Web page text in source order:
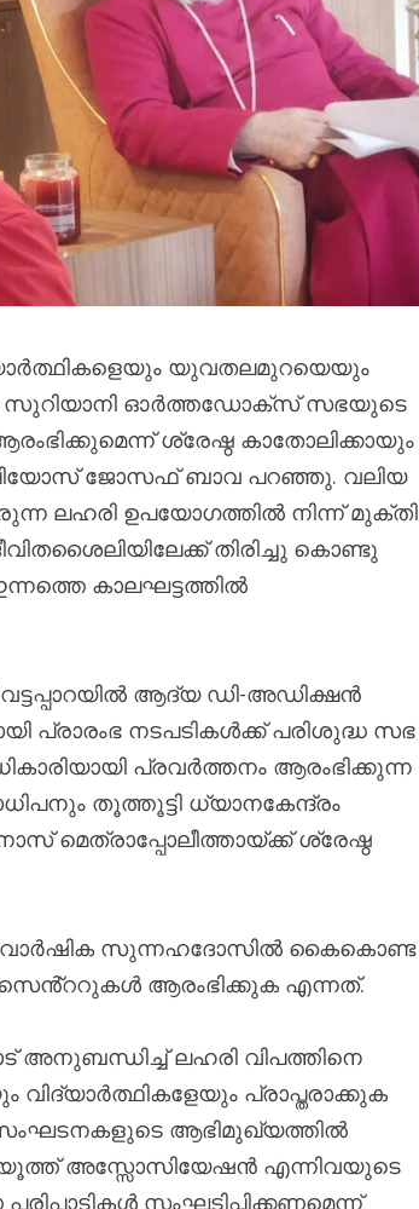
യുവതലമുറയെയും
സുറിയാനി ഓർത്തഡോക്സ് സഭയുടെ
ശ്രേഷ്ഠ കാതോലിക്കായും
ജോസഫ് ബാവ പറഞ്ഞു. വലിയ
ലഹരി ഉപയോഗത്തിൽ നിന്ന് മുക്തി
തിരിച്ചു കൊണ്ടു
കാലഘട്ടത്തിൽ
ആദ്യ ഡി-അഡിക്ഷൻ
പ്രാരംഭ നടപടികൾക്ക് പരിശുദ്ധ സഭ
പ്രവർത്തനം ആരംഭിക്കുന്ന
തൂത്തൂട്ടി ധ്യാനകേന്ദ്രം
മെത്രാപ്പോലീത്തായ്ക്ക് ശ്രേഷ്ഠ
വാർഷിക സുന്നഹദോസിൽ കൈകൊണ്ട
സെൻ്ററുകൾ ആരംഭിക്കുക എന്നത്.
അനുബന്ധിച്ച് ലഹരി വിപത്തിനെ
പ്രാപ്തരാക്കുക
ആഭിമുഖ്യത്തിൽ
യൂത്ത് അസ്സോസിയേഷൻ എന്നിവയുടെ
സംഘടിപ്പിക്കണമെന്ന്